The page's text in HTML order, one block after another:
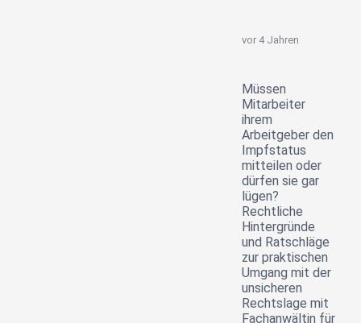
vor 4 Jahren
Müssen
Mitarbeiter
ihrem
Arbeitgeber den
Impfstatus
mitteilen oder
dürfen sie gar
lügen?
Rechtliche
Hintergründe
und Ratschläge
zur praktischen
Umgang mit der
unsicheren
Rechtslage mit
Fachanwältin für